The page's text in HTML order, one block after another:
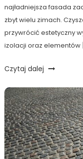
najładniejsza fasada
zbyt wielu zimach.
przywrócić estetyczny
izolacji oraz elementów
Czytaj dalej